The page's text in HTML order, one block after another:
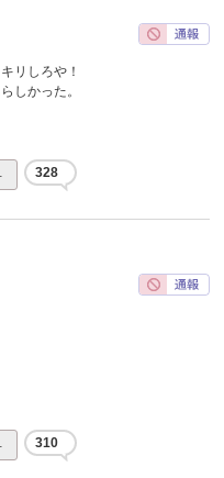
リしろや！
しかった。
328
310